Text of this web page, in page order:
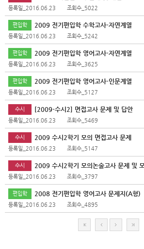
등록일_2016.06.23 조회수_5022
편입학 2009 전기편입학 수학고사-자연계열
등록일_2016.06.23 조회수_5242
편입학 2009 전기편입학 영어고사-자연계열
등록일_2016.06.23 조회수_3625
편입학 2009 전기편입학 영어고사-인문계열
등록일_2016.06.23 조회수_5127
수시 [2009-수시2] 면접고사 문제 및 답안
등록일_2016.06.23 조회수_5469
수시 2009 수시2학기 모의 면접고사 문제
등록일_2016.06.23 조회수_5147
수시 2009 수시2학기 모의논술고사 문제 및
등록일_2016.06.23 조회수_3797
편입학 2008 전기편입학 영어고사 문제지(A형)
등록일_2016.06.23 조회수_4895
처
이
다
마